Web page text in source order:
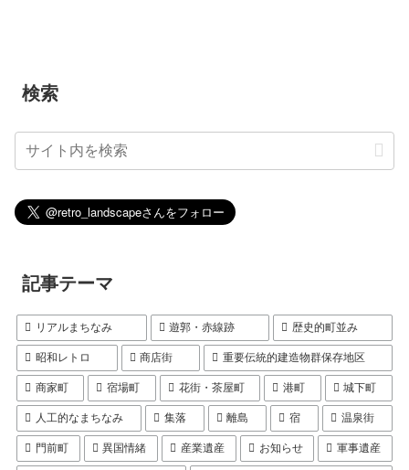
検索
記事テーマ
リアルまちなみ 遊郭・赤線跡 歴史的町並み
昭和レトロ 商店街 重要伝統的建造物群保存地区
商家町 宿場町 花街・茶屋町 港町 城下町
人工的なまちなみ 集落 離島 宿 温泉街
門前町 異国情緒 産業遺産 お知らせ 軍事遺産